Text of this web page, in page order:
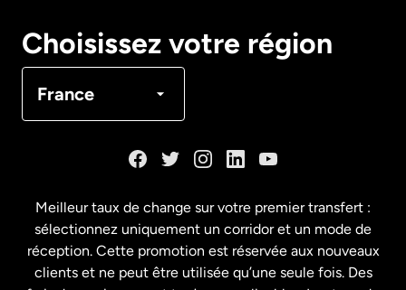
Choisissez votre région
France
Français
États-Unis English
Meilleur taux de change sur votre premier transfert :
sélectionnez uniquement un corridor et un mode de
réception. Cette promotion est réservée aux nouveaux
clients et ne peut être utilisée qu’une seule fois. Des